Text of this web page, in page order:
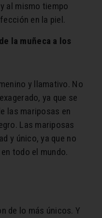
al mismo tiempo
en la piel.
la muñeca a los
y llamativo. No
ya que se
las mariposas en
Las mariposas
y único, ya que no
todo el mundo.
de lo más únicos. Y